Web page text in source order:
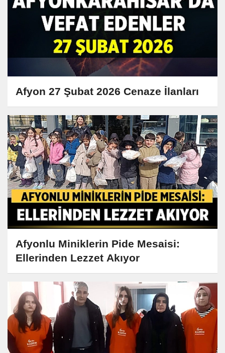
Afyon 27 Şubat 2026 Cenaze İlanları
Afyonlu Miniklerin Pide Mesaisi:
Ellerinden Lezzet Akıyor